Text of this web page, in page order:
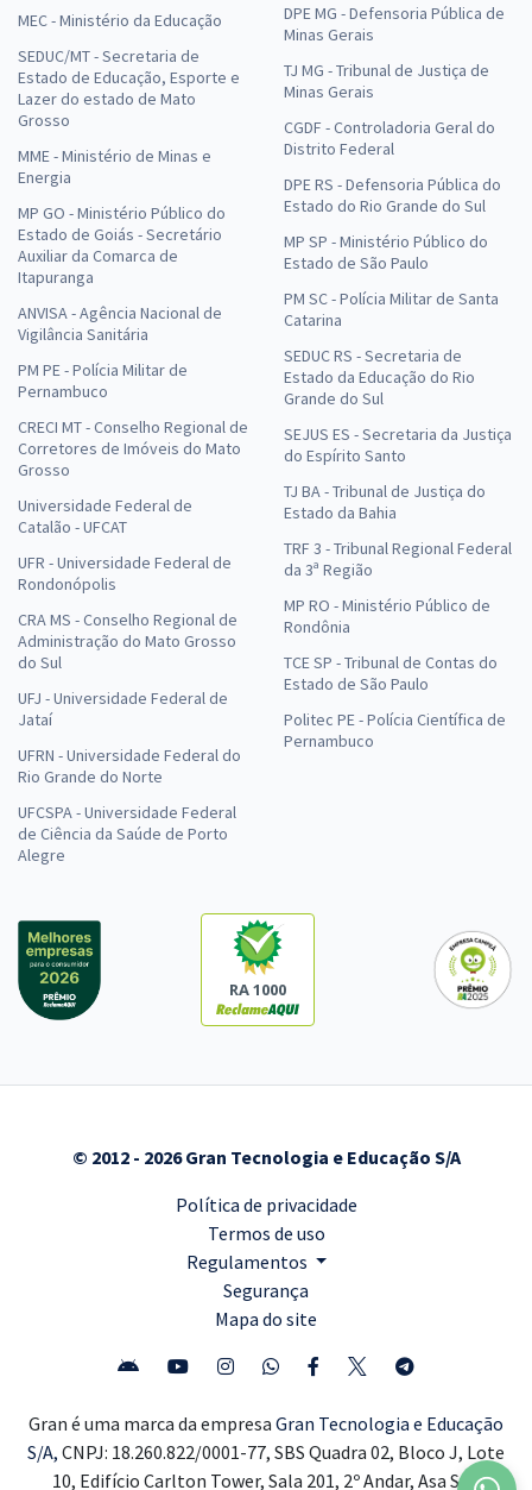
MEC - Ministério da Educação
SEDUC/MT - Secretaria de
Estado de Educação, Esporte e
Lazer do estado de Mato
Grosso
MME - Ministério de Minas e
Energia
MP GO - Ministério Público do
Estado de Goiás - Secretário
Auxiliar da Comarca de
Itapuranga
ANVISA - Agência Nacional de
Vigilância Sanitária
PM PE - Polícia Militar de
Pernambuco
CRECI MT - Conselho Regional de
Corretores de Imóveis do Mato
Grosso
Universidade Federal de
Catalão - UFCAT
UFR - Universidade Federal de
Rondonópolis
CRA MS - Conselho Regional de
Administração do Mato Grosso
do Sul
UFJ - Universidade Federal de
Jataí
UFRN - Universidade Federal do
Rio Grande do Norte
UFCSPA - Universidade Federal
de Ciência da Saúde de Porto
Alegre
DPE MG - Defensoria Pública de
Minas Gerais
TJ MG - Tribunal de Justiça de
Minas Gerais
CGDF - Controladoria Geral do
Distrito Federal
DPE RS - Defensoria Pública do
Estado do Rio Grande do Sul
MP SP - Ministério Público do
Estado de São Paulo
PM SC - Polícia Militar de Santa
Catarina
SEDUC RS - Secretaria de
Estado da Educação do Rio
Grande do Sul
SEJUS ES - Secretaria da Justiça
do Espírito Santo
TJ BA - Tribunal de Justiça do
Estado da Bahia
TRF 3 - Tribunal Regional Federal
da 3ª Região
MP RO - Ministério Público de
Rondônia
TCE SP - Tribunal de Contas do
Estado de São Paulo
Politec PE - Polícia Científica de
Pernambuco
RA 1000
© 2012 - 2026 Gran Tecnologia e Educação S/A
Política de privacidade
Termos de uso
Regulamentos
Segurança
Mapa do site
Gran é uma marca da empresa Gran Tecnologia e Educação
S/A, CNPJ: 18.260.822/0001-77, SBS Quadra 02, Bloco J, Lote
10, Edifício Carlton Tower, Sala 201, 2º Andar, Asa Sul,